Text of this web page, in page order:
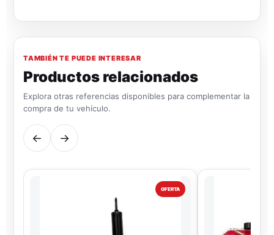
TAMBIÉN TE PUEDE INTERESAR
Productos relacionados
Explora otras referencias disponibles para complementar la
compra de tu vehículo.
← →
OFERTA